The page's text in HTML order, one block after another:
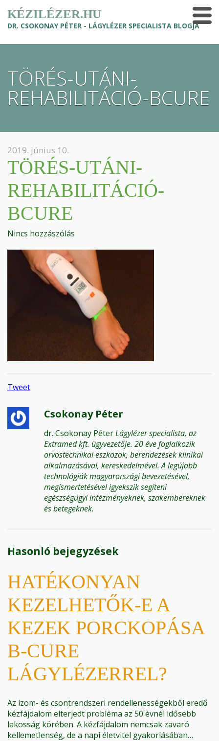
KÉZILÉZER.HU
DR. CSOKONAY PÉTER - LÁGYLÉZER SPECIALISTA BLOGJA
TÖRÉS-UTÁNI-
REHABILITÁCIÓ-BCURE
2019. június 10.
TÖRÉS-UTÁNI-
REHABILITÁCIÓ-
BCURE
Nincs hozzászólás
Tweet
Csokonay Péter
dr. Csokonay PéterLágylézer specialista, az
Extramed kft. ügyvezetője. 20 éve foglalkozik
orvostechnikai eszközök, berendezések klinikai
alkalmazásával, kereskedelmével. A legújabb
technológiák magyarországi bevezetésével,
megismertetésével igyekszik segíteni
egészségügyi intézményeknek, szakembereknek
és betegeknek.
Hasonló bejegyzések
HATÉKONYAN
KEZELHETŐK-E A
KEZEK PORCKOPÁSA
B-CURE
LÁGYLÉZERREL?
Az izom- és csontrendszeri rendellenességekből eredő
kézfájdalom elterjedt probléma az 50 évnél idősebb
lakosság körében. A kézfájdalom nemcsak zavaró
kellemetlenség, de a napi életvitel gyakorlásában…